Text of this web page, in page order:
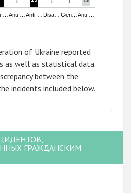
… Anti-… Anti-… Disa… Gen… Anti-…
of Ukraine reported
as well as statistical data.
between the
incidents included below.
ГРАЖДАНСКИМ